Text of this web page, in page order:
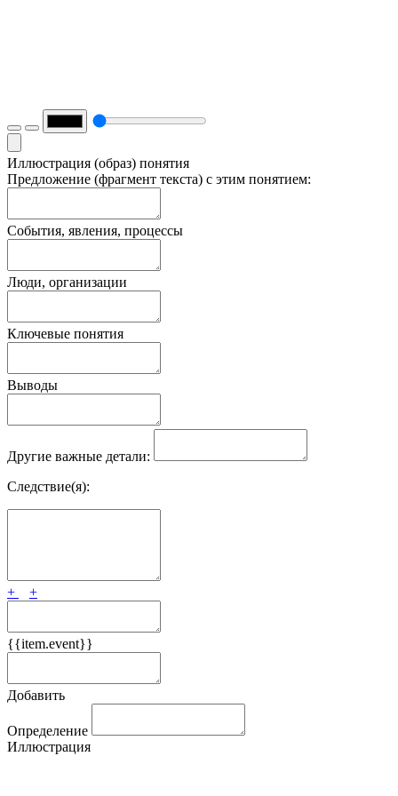
Иллюстрация (образ) понятия
Предложение (фрагмент текста) с этим понятием:
События, явления, процессы
Люди, организации
Ключевые понятия
Выводы
Другие важные детали:
Следствие(я):
+ +
{{item.event}}
Добавить
Определение
Иллюстрация